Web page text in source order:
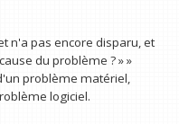
n'a pas encore disparu, et
du problème ? » »
problème matériel,
logiciel.